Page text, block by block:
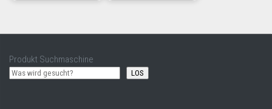
Produkt Suchmaschine
LOS